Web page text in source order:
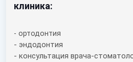
клиника:
- ортодонтия
- эндодонтия
- консультация врача-